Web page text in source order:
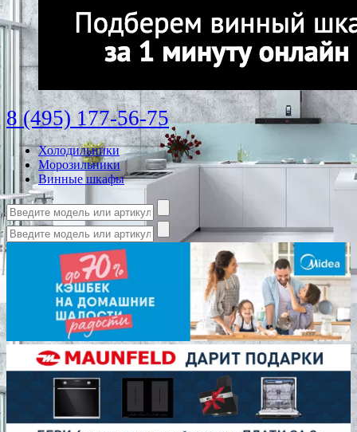
8 (495) 177-56-75
Холодильники
Морозильники
Винные шкафы